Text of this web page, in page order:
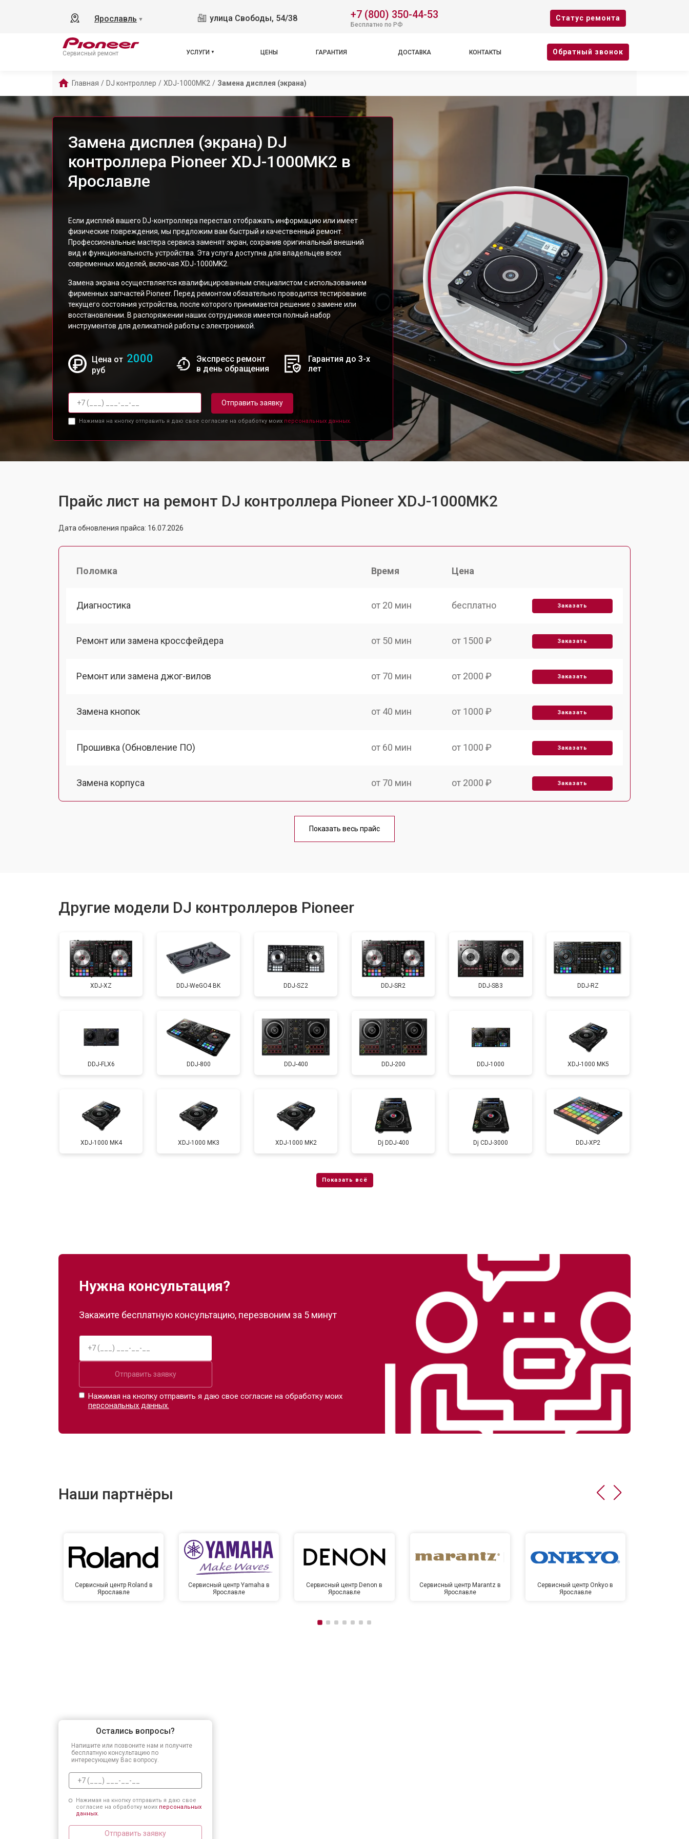
Ярославль ▼ улица Свободы, 54/38 +7 (800) 350-44-53
Бесплатно по РФ
Cтатус ремонта
Сервисный ремонт УСЛУГИ ЦЕНЫ ГАРАНТИЯ ДОСТАВКА КОНТАКТЫ Oбратный звонок
Главная / DJ контроллер / XDJ-1000MK2 / Замена дисплея (экрана)
Замена дисплея (экрана) DJ
контроллера Pioneer XDJ-1000MK2 в
Ярославле
Если дисплей вашего DJ-контроллера перестал отображать информацию или имеет
физические повреждения, мы предложим вам быстрый и качественный ремонт.
Профессиональные мастера сервиса заменят экран, сохранив оригинальный внешний
вид и функциональность устройства. Эта услуга доступна для владельцев всех
современных моделей, включая XDJ-1000MK2.
Замена экрана осуществляется квалифицированным специалистом с использованием
фирменных запчастей Pioneer. Перед ремонтом обязательно проводится тестирование
текущего состояния устройства, после которого принимается решение о замене или
восстановлении. В распоряжении наших сотрудников имеется полный набор
инструментов для деликатной работы с электроникой.
Цена от 2000
руб
Экспресс ремонт
в день обращения
Гарантия до 3-х
лет
Отправить заявку
Нажимая на кнопку отправить я даю свое согласие на обработку моих персональных данных.
Прайс лист на ремонт DJ контроллера Pioneer XDJ-1000MK2
Дата обновления прайса: 16.07.2026
Поломка Время Цена
Диагностика от 20 мин бесплатно Заказать
Ремонт или замена кроссфейдера от 50 мин от 1500 ₽ Заказать
Ремонт или замена джог-вилов от 70 мин от 2000 ₽ Заказать
Замена кнопок от 40 мин от 1000 ₽ Заказать
Прошивка (Обновление ПО) от 60 мин от 1000 ₽ Заказать
Замена корпуса от 70 мин от 2000 ₽ Заказать
от 40 мин
Показать весь прайс
Другие модели DJ контроллеров Pioneer
XDJ-XZ DDJ-WeGO4 BK DDJ-SZ2 DDJ-SR2 DDJ-SB3 DDJ-RZ
DDJ-FLX6 DDJ-800 DDJ-400 DDJ-200 DDJ-1000 XDJ-1000 MK5
XDJ-1000 MK4 XDJ-1000 MK3 XDJ-1000 MK2 Dj DDJ-400 Dj CDJ-3000 DDJ-XP2
Нужна консультация?
Закажите бесплатную консультацию, перезвоним за 5 минут
Отправить заявку
Нажимая на кнопку отправить я даю свое согласие на обработку моих
персональных данных.
Наши партнёры
Сервисный центр Roland в
Ярославле
Сервисный центр Yamaha в
Ярославле
Сервисный центр Denon в
Ярославле
Сервисный центр Marantz в
Ярославле
Сервисный центр Onkyo в
Ярославле
Остались вопросы?
Напишите или позвоните нам и получите
бесплатную консультацию по
интересующему Вас вопросу.
Нажимая на кнопку отправить я даю свое
согласие на обработку моих персональных
данных.
Отправить заявку